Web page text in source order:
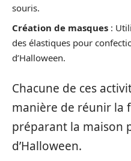
souris.
Création de masques :
des élastiques pour
d’Halloween.
Chacune de ces
manière de réunir la
préparant la maison
d’Halloween.